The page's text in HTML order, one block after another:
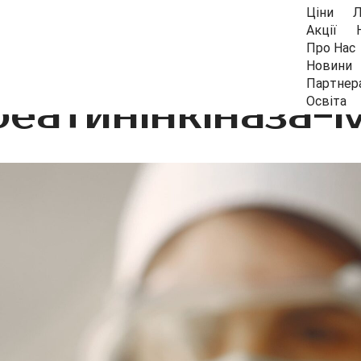
Ціни
Акції
Про Нас
Новини
Освіта